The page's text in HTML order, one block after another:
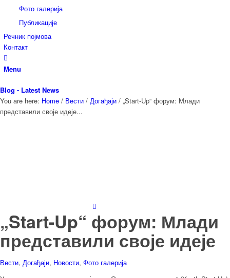
Фото галерија
Публикације
Речник појмова
Контакт
Menu
Blog - Latest News
You are here: Home / Вести / Догађаји / „Start-Up“ форум: Млади
представили своје идеје...
„Start-Up“ форум: Млади
представили своје идеје
Вести, Догађаји, Новости, Фото галерија